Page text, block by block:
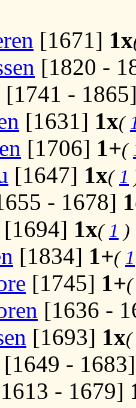
[1671] 1x
[1820 -
[1741 -
[1631] 1x(
[1706] 1+(
[1647] 1x( 1
- 1678]
[1694] 1x( 1 )
[1834] 1+( 1
[1745] 1+
[1636 -
[1693] 1x
[1649 -
- 1679]